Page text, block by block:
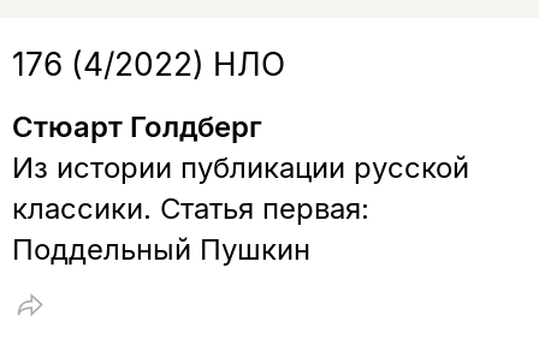
176 (4/2022) НЛО
Стюарт Голдберг
Из истории публикации русской
классики. Статья первая:
Поддельный Пушкин